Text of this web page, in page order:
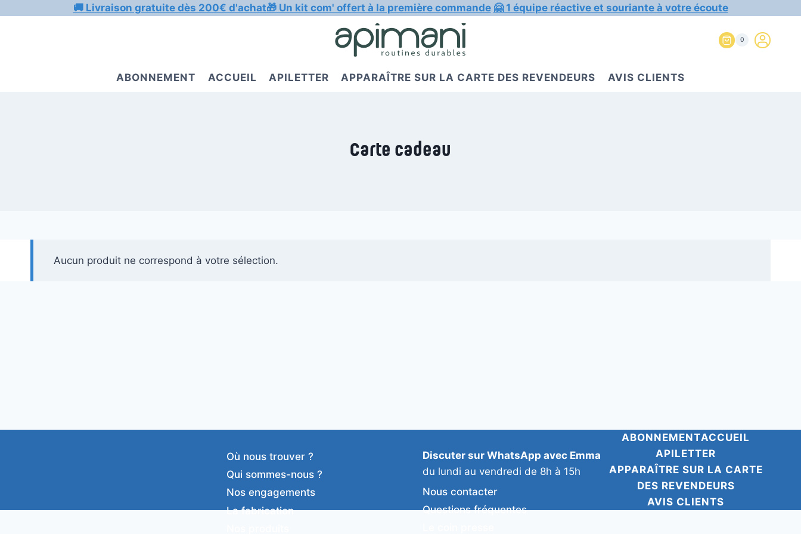
🚚 Livraison gratuite dès 200€ d'achat🎁 Un kit com' offert à la première commande 🤗 1 équipe réactive et souriante à votre écoute
0
ABONNEMENT ACCUEIL APILETTER APPARAÎTRE SUR LA CARTE DES REVENDEURS AVIS CLIENTS
Carte cadeau
Aucun produit ne correspond à votre sélection.
Où nous trouver ?
Qui sommes-nous ?
Nos engagements
La fabrication
Discuter sur WhatsApp avec Emma
du lundi au vendredi de 8h à 15h
Nous contacter
Questions fréquentes
ABONNEMENTACCUEIL
APILETTER
APPARAÎTRE SUR LA CARTE
DES REVENDEURS
AVIS CLIENTS